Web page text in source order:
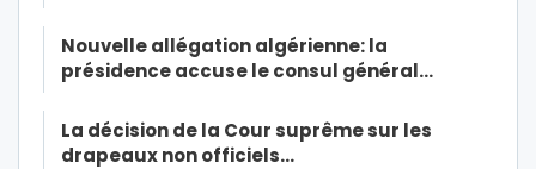
Nouvelle allégation algérienne: la
présidence accuse le consul général…
La décision de la Cour suprême sur les
drapeaux non officiels…